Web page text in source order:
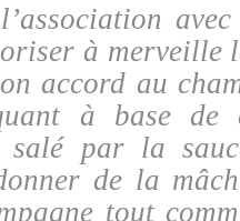
à merveille
accord au
à base de
salé par la
de la
tout